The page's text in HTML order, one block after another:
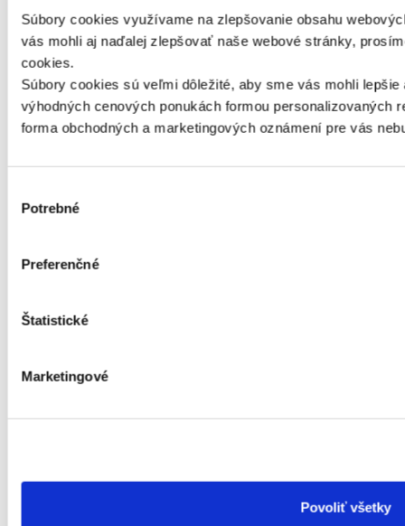
Súbory cookies využívame na zlepšovanie obsahu
vás mohli aj naďalej zlepšovať naše webové stránky,
cookies.
Súbory cookies sú veľmi dôležité, aby sme vás mohli
výhodných cenových ponukách formou personalizovaných
forma obchodných a marketingových oznámení pre vás
súhlasu
Potrebné
Preferenčné
Štatistické
Marketingové
Povoliť všetky